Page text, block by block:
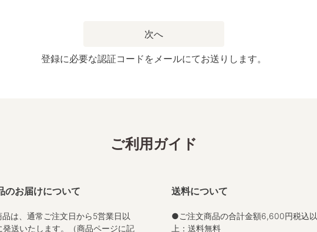
次へ
登録に必要な認証コードをメールにてお送りします。
ご利用ガイド
のお届けについて
は、通常ご注文日から5営業日以
発送いたします。（商品ページに記
送料について
●ご注文商品の合計金額6,600円税込以
上：送料無料